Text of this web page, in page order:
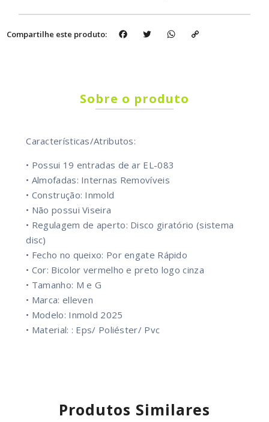
Compartilhe este produto: FacebookTwitter WhatsApp
Sobre o produto
Características/Atributos:
• Possui 19 entradas de ar EL-083
• Almofadas: Internas Removíveis
• Construção: Inmold
• Não possui Viseira
• Regulagem de aperto: Disco giratório (sistema
disc)
• Fecho no queixo: Por engate Rápido
• Cor: Bicolor vermelho e preto logo cinza
• Tamanho: M e G
• Marca: elleven
• Modelo: Inmold 2025
• Material: : Eps/ Poliéster/ Pvc
Produtos Similares